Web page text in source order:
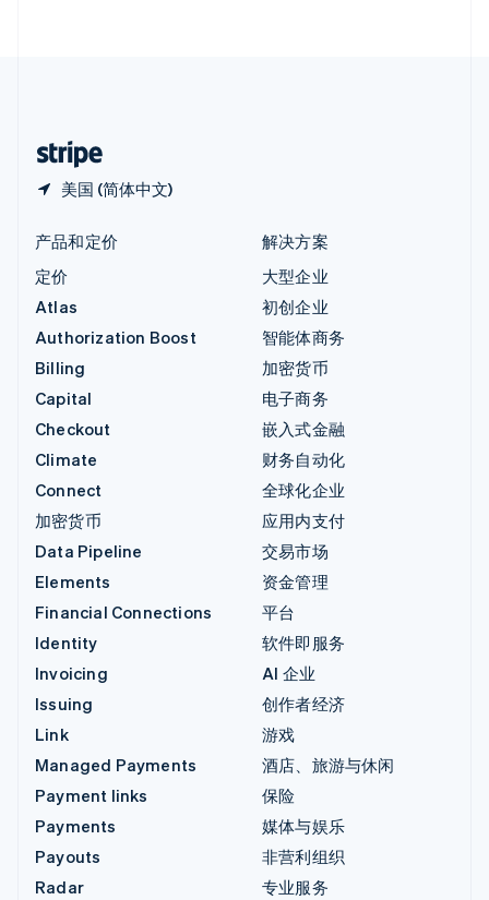
美国 (简体中文)
产品和定价
定价
Atlas
Authorization Boost
Billing
Capital
Checkout
Climate
Connect
加密货币
Data Pipeline
Elements
Financial Connections
Identity
Invoicing
Issuing
Link
Managed Payments
Payment links
Payments
Payouts
Radar
解决方案
大型企业
初创企业
智能体商务
加密货币
电子商务
嵌入式金融
财务自动化
全球化企业
应用内支付
交易市场
资金管理
平台
软件即服务
AI 企业
创作者经济
游戏
酒店、旅游与休闲
保险
媒体与娱乐
非营利组织
专业服务